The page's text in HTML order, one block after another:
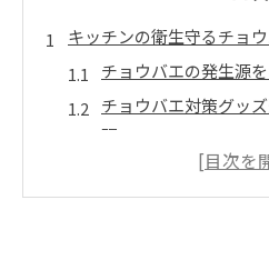
キッチンの衛生守るチョ
チョウバエの発生源
チョウバエ対策グッ
現
キッチンの排水口に
ドラッグストアで手